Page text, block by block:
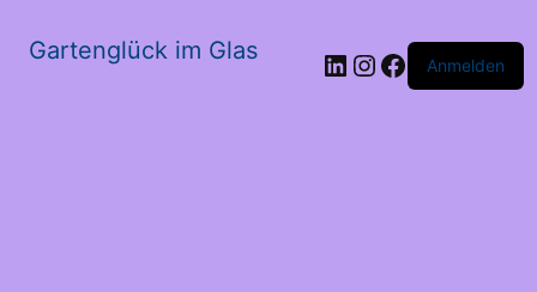
Gartenglück im Glas LinkedIn
Instagram
Facebook
Anmelden